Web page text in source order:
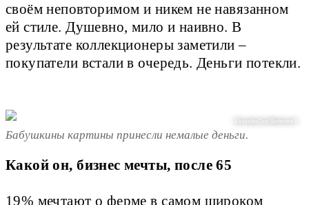
своём неповторимом и никем не навязанном
ей стиле. Душевно, мило и наивно. В
результате коллекционеры заметили –
покупатели встали в очередь. Деньги потекли.
AlexanderZam/Shutterstock
Бабушкины картины принесли немалые деньги.
Какой он, бизнес мечты, после 65
19% мечтают о ферме в самом широком